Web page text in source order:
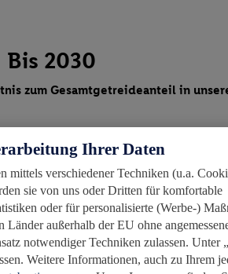
Bis 2030
Verhältnis zum Gesamtgetreideanteil in
für Fleisch-, Eier- und
entdecken
Ihrer Daten
mittels verschiedener Techniken (u.a.
sie von uns oder Dritten für komfortable
oder für personalisierte (Werbe-)
außerhalb der EU ohne
notwendiger Techniken zulassen. Unter
Weitere Informationen, auch zu Ihrem